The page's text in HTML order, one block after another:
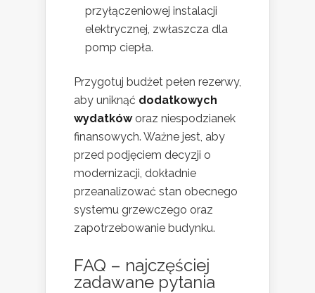
przyłączeniowej instalacji
elektrycznej, zwłaszcza dla
pomp ciepła.
Przygotuj budżet pełen rezerwy,
aby uniknąć dodatkowych
wydatkóworaz niespodzianek
finansowych. Ważne jest, aby
przed podjęciem decyzji o
modernizacji, dokładnie
przeanalizować stan obecnego
systemu grzewczego oraz
zapotrzebowanie budynku.
FAQ – najczęściej
zadawane pytania